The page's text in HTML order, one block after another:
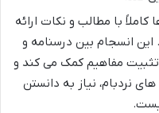
کاملاً با مطالب و نکات ارائه
انسجام بین درسنامه و
تثبیت مفاهیم کمک می کند و
نردبام، نیاز به دانستن